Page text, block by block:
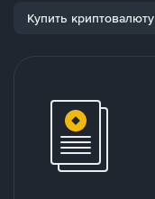
Купить криптовалюту